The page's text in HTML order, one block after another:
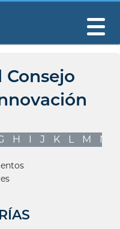
H I J K L M N